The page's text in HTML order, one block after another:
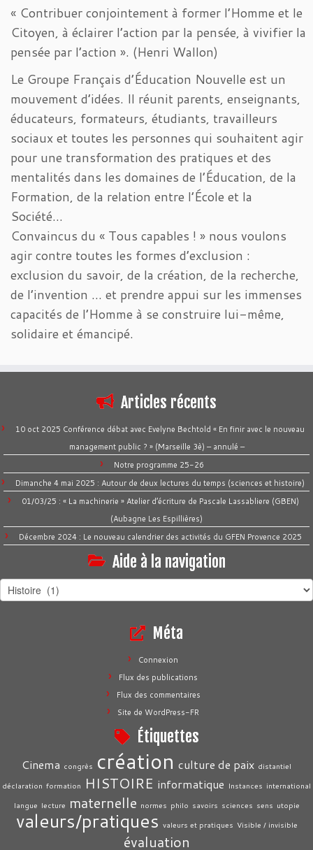
« Contribuer conjointement à former l’Homme et le
Citoyen, à éclairer l’action par la pensée, à vivifier la
pensée par l’action ». (Henri Wallon)
Le Groupe Français d’Éducation Nouvelle est un
mouvement d’idées. Il réunit parents, enseignants,
éducateurs, formateurs, étudiants, travailleurs
sociaux et toutes les personnes qui souhaitent agir
pour une transformation des pratiques et des
mentalités dans les domaines de l’Éducation, de la
Formation, de la relation entre l’École et la
Société…
Convaincus du « Tous capables ! » nous voulons
agir contre toutes les formes d’exclusion :
exclusion du savoir, de la création, de la recherche,
de l’invention … et prendre appui sur les immenses
capacités de l’Homme à se construire lui-même,
solidaire et émancipé.
Articles récents
10 oct 2025 Conférence débat avec Evelyne Bechtold « En finir avec le nouveau
management public ? » (Marseille 3è) – annulé –
Notre programme 25-26
Dimanche 4 mai 2025 : Autour de deux lectures du temps (sciences et histoire)
01/03/25 : « La machinerie » Atelier d’écriture de Pascale Lassabliere (GBEN)
(Aubagne Les Espillières)
Décembre 2024 : Le nouveau calendrier des activités du GFEN Provence 2025
Aide à la navigation
Aide
à
Méta
Connexion
Flux des publications
Flux des commentaires
Site de WordPress-FR
Étiquettes
Cinema congrès création culture de paix distantiel
déclaration formation HISTOIRE informatique Instances international
langue lecture maternelle normes philo savoirs sciences sens utopie
valeurs/pratiques valeurs et pratiques Visible / invisible
évaluation